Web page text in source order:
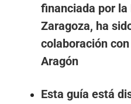
financiada por la
Zaragoza, ha
colaboración
Aragón
Esta guía está